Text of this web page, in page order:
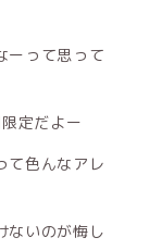
ーって思って
定だよー
て色んなアレ
ないのが悔し